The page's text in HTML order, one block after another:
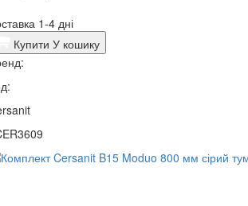
1-4 дні
Купити У кошику